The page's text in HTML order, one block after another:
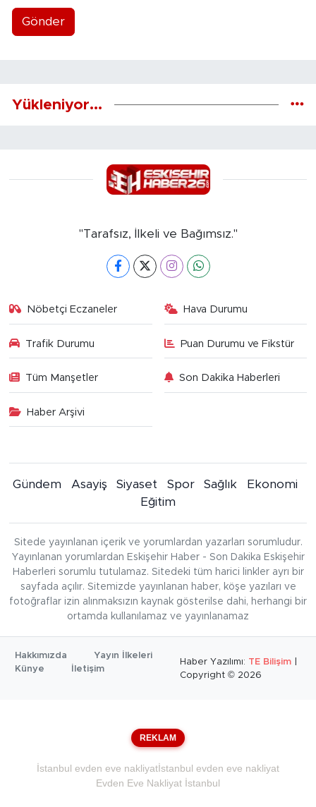
Gönder
Yükleniyor...
"Tarafsız, İlkeli ve Bağımsız."
Nöbetçi Eczaneler Hava Durumu
Trafik Durumu Puan Durumu ve Fikstür
Tüm Manşetler Son Dakika Haberleri
Haber Arşivi
Gündem Asayiş Siyaset Spor Sağlık
Ekonomi
Eğitim
Sitede yayınlanan içerik ve yorumlardan yazarları sorumludur.
Yayınlanan yorumlardan Eskişehir Haber - Son Dakika Eskişehir
Haberleri sorumlu tutulamaz. Sitedeki tüm harici linkler ayrı bir
sayfada açılır. Sitemizde yayınlanan haber, köşe yazıları ve
fotoğraflar izin alınmaksızın kaynak gösterilse dahi, herhangi bir
ortamda kullanılamaz ve yayınlanamaz
Hakkımızda
Yayın İlkeleri
Künye
İletişim
Haber Yazılımı: TE Bilişim
Copyright © 2026
REKLAM
İstanbul evden eve nakliyatİstanbul evden eve nakliyat
Evden Eve Nakliyat İstanbul